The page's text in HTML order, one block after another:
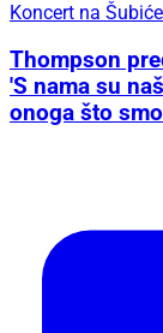
Koncert na
Thompson
'S nama su
onoga što